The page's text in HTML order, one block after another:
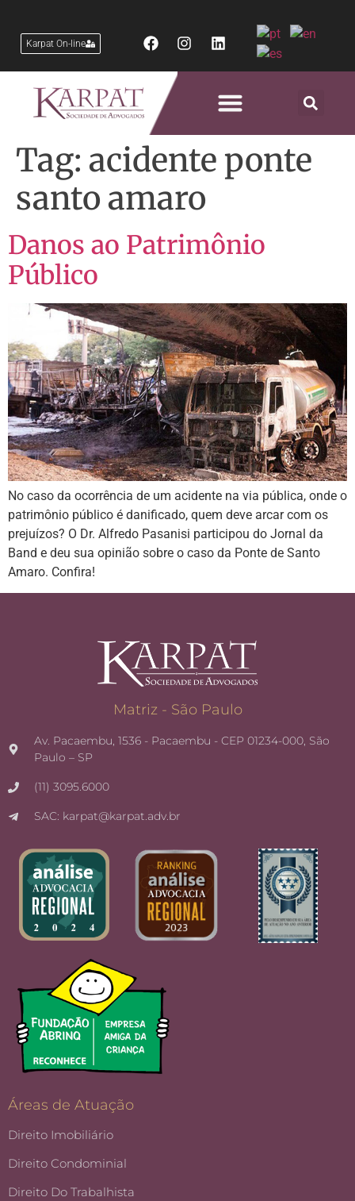
Karpat On-line
Tag: acidente ponte
santo amaro
Danos ao Patrimônio
Público
No caso da ocorrência de um acidente na via pública, onde o
patrimônio público é danificado, quem deve arcar com os
prejuízos? O Dr. Alfredo Pasanisi participou do Jornal da
Band e deu sua opinião sobre o caso da Ponte de Santo
Amaro. Confira!
Matriz - São Paulo
Av. Pacaembu, 1536 - Pacaembu - CEP 01234-000, São
Paulo – SP
(11) 3095.6000
SAC: karpat@karpat.adv.br
Áreas de Atuação
Direito Imobiliário
Direito Condominial
Direito Do Trabalhista